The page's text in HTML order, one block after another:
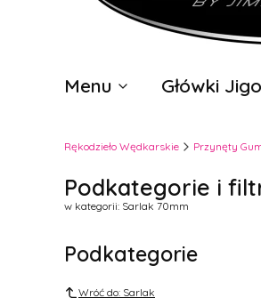
Menu Główki
Rękodzieło Wędkarskie Przynęty
Podkategorie i
w kategorii: Sarlak 70mm
Podkategorie
Wróć do: Sarlak